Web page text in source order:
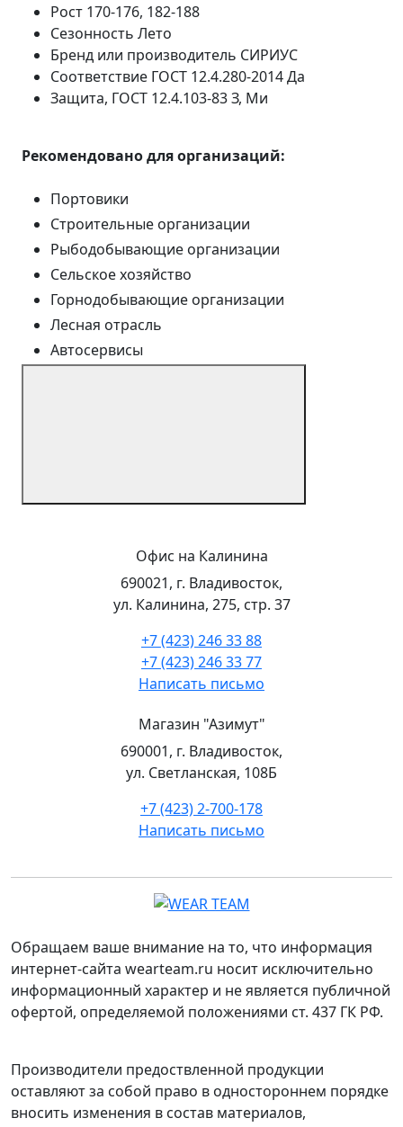
Рост 170-176, 182-188
Сезонность Лето
Бренд или производитель СИРИУС
Соответствие ГОСТ 12.4.280-2014Да
Защита, ГОСТ 12.4.103-83З, Ми
Рекомендовано для организаций:
Портовики
Строительные организации
Рыбодобывающие организации
Сельское хозяйство
Горнодобывающие организации
Лесная отрасль
Автосервисы
Офис на Калинина
690021, г. Владивосток,
ул. Калинина, 275, стр. 37
+7 (423) 246 33 88
+7 (423) 246 33 77
Написать письмо
Магазин "Азимут"
690001, г. Владивосток,
ул. Светланская, 108Б
+7 (423) 2-700-178
Написать письмо
Обращаем ваше внимание на то, что информация
интернет-сайта wearteam.ru носит исключительно
информационный характер и не является публичной
офертой, определяемой положениями ст. 437 ГК РФ.
Производители предоствленной продукции
оставляют за собой право в одностороннем порядке
вносить изменения в состав материалов,